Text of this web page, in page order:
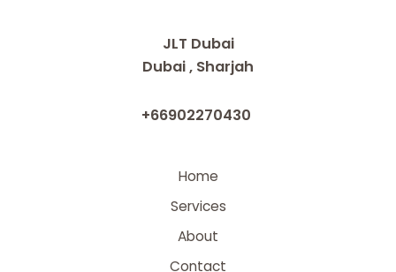
JLT Dubai
Dubai , Sharjah
+66902270430
Home
Services
About
Contact